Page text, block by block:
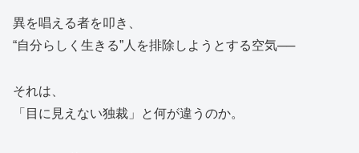
異を唱える者を叩き、
“自分らしく生きる”人を排除しようとする空気──
それは、
「目に見えない独裁」と何が違うのか。